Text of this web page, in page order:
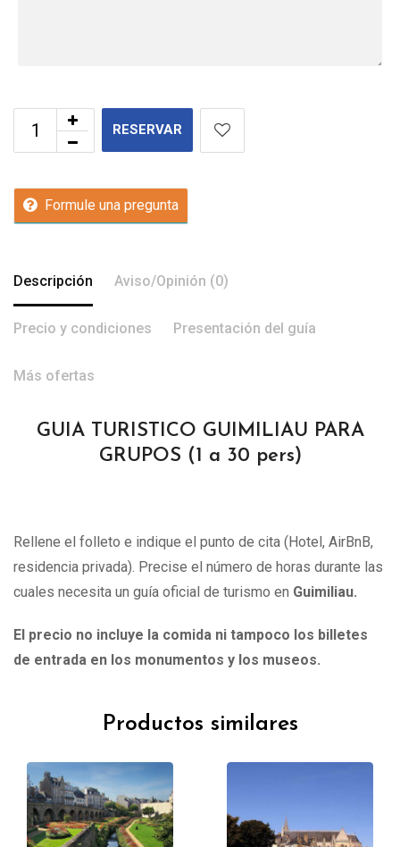
RESERVAR
Formule una pregunta
Descripción Aviso/Opinión (0)
Precio y condiciones Presentación del guía
Más ofertas
GUIA TURISTICO GUIMILIAU PARA
GRUPOS (1 a 30 pers)
Rellene el folleto e indique el punto de cita (Hotel, AirBnB,
residencia privada). Precise el número de horas durante las
cuales necesita un guía oficial de turismo en Guimiliau.
El precio no incluye la comida ni tampoco los billetes
de entrada en los monumentos y los museos.
Productos similares